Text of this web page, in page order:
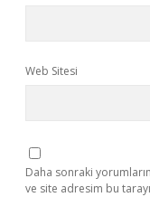
Web Sitesi
Daha sonraki
ve site adresim bu